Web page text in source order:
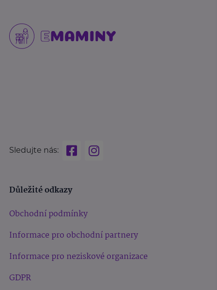
Sledujte nás:
Důležité odkazy
Obchodní podmínky
Informace pro obchodní partnery
Informace pro neziskové organizace
GDPR